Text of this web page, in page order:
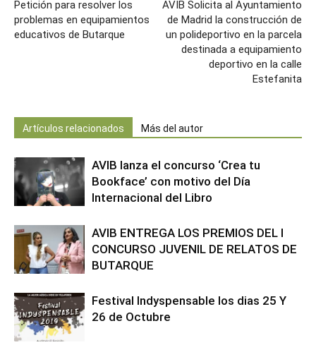
Petición para resolver los
problemas en equipamientos
educativos de Butarque
AVIB Solicita al Ayuntamiento
de Madrid la construcción de
un polideportivo en la parcela
destinada a equipamiento
deportivo en la calle
Estefanita
Artículos relacionados Más del autor
AVIB lanza el concurso ‘Crea tu
Bookface’ con motivo del Día
Internacional del Libro
AVIB ENTREGA LOS PREMIOS DEL I
CONCURSO JUVENIL DE RELATOS DE
BUTARQUE
Festival Indyspensable los dias 25 Y
26 de Octubre